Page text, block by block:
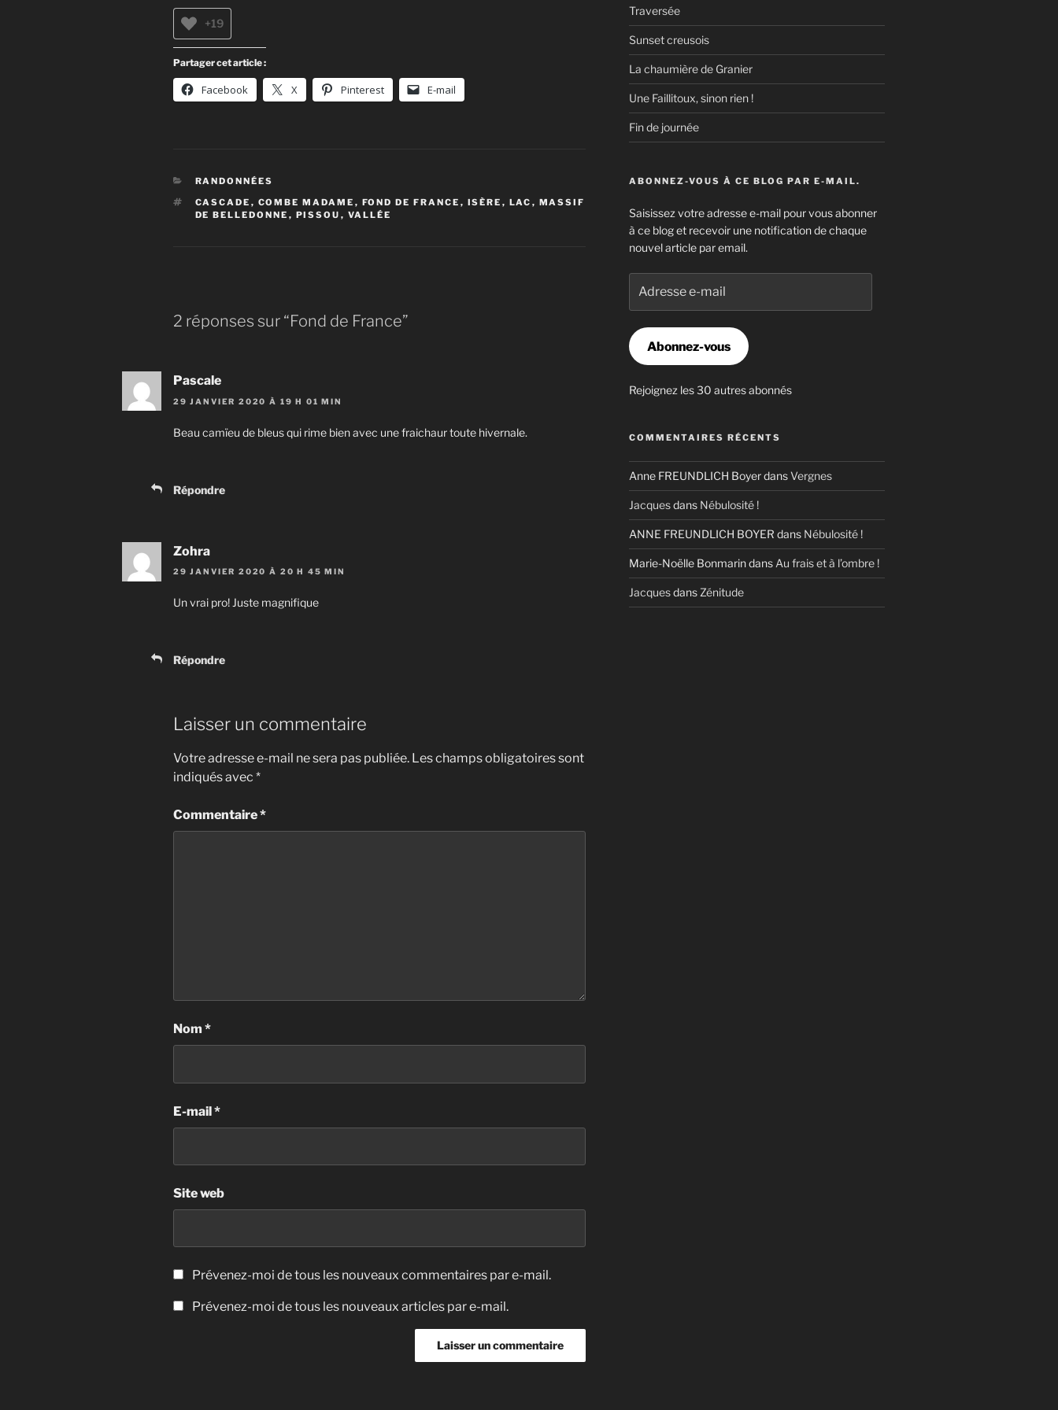
+19
Partager cet article :
Facebook X Pinterest E-mail
CATÉGORIES
RANDONNÉES
ÉTIQUETTES
CASCADE , COMBE MADAME , FOND DE FRANCE , ISÈRE , LAC , MASSIF
DE BELLEDONNE , PISSOU , VALLÉE
2 réponses sur “Fond de France”
Pascale
29 JANVIER 2020 À 19 H 01 MIN
Beau camïeu de bleus qui rime bien avec une fraichaur toute hivernale.
Répondre
Zohra
29 JANVIER 2020 À 20 H 45 MIN
Un vrai pro! Juste magnifique
Répondre
Laisser un commentaire
Votre adresse e-mail ne sera pas publiée. Les champs obligatoires sont
indiqués avec *
Commentaire*
Nom *
E-mail*
Site web
Prévenez-moi de tous les nouveaux commentaires par e-mail.
Prévenez-moi de tous les nouveaux articles par e-mail.
Traversée
Sunset creusois
La chaumière de Granier
Une Faillitoux, sinon rien !
Fin de journée
ABONNEZ-VOUS À CE BLOG PAR E-MAIL.
Saisissez votre adresse e-mail pour vous abonner
à ce blog et recevoir une notification de chaque
nouvel article par email.
mail
Abonnez-vous
Rejoignez les 30 autres abonnés
COMMENTAIRES RÉCENTS
Anne FREUNDLICH BoyerdansVergnes
Jacquesdans Nébulosité !
ANNE FREUNDLICH BOYER dans Nébulosité !
Marie-Noëlle Bonmarindans Au frais et à l’ombre !
Jacquesdans Zénitude